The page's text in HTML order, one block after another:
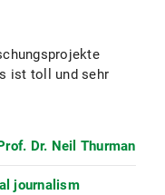
ist toll und sehr
Dr. Neil Thurman
journalism